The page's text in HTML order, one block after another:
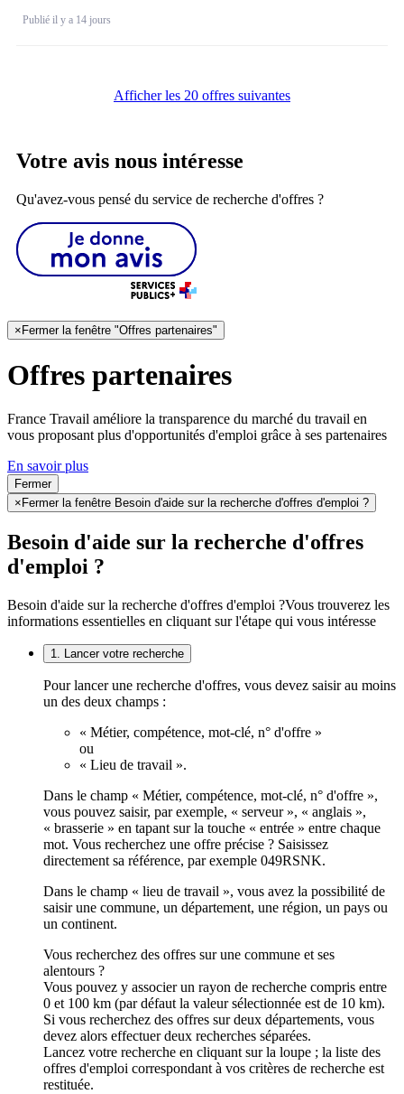
Publié il y a 14 jours
Afficher les 20 offres suivantes
Votre avis nous intéresse
Qu'avez-vous pensé du service de recherche d'offres ?
×Fermer la fenêtre "Offres partenaires"
Offres partenaires
France Travail améliore la transparence du marché du travail en
vous proposant plus d'opportunités d'emploi grâce à ses partenaires
En savoir plus
Fermer
× Fermer la fenêtre Besoin d'aide sur la recherche d'offres d'emploi ?
Besoin d'aide sur la recherche d'offres
d'emploi ?
Besoin d'aide sur la recherche d'offres d'emploi ?Vous trouverez les
informations essentielles en cliquant sur l'étape qui vous intéresse
1. Lancer votre recherche
Pour lancer une recherche d'offres, vous devez saisir au moins
un des deux champs :
« Métier, compétence, mot-clé, n° d'offre »
ou
« Lieu de travail ».
Dans le champ « Métier, compétence, mot-clé, n° d'offre »,
vous pouvez saisir, par exemple, « serveur », « anglais »,
« brasserie » en tapant sur la touche « entrée » entre chaque
mot. Vous recherchez une offre précise ? Saisissez
directement sa référence, par exemple 049RSNK.
Dans le champ « lieu de travail », vous avez la possibilité de
saisir une commune, un département, une région, un pays ou
un continent.
Vous recherchez des offres sur une commune et ses
alentours ?
Vous pouvez y associer un rayon de recherche compris entre
0 et 100 km (par défaut la valeur sélectionnée est de 10 km).
Si vous recherchez des offres sur deux départements, vous
devez alors effectuer deux recherches séparées.
Lancez votre recherche en cliquant sur la loupe ; la liste des
offres d'emploi correspondant à vos critères de recherche est
restituée.